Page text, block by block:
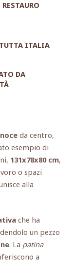
ITALIA
DA
noceda centro,
esempio di
131x78x80 cm,
o spazi
alla
che ha
un pezzo
. La patina
a